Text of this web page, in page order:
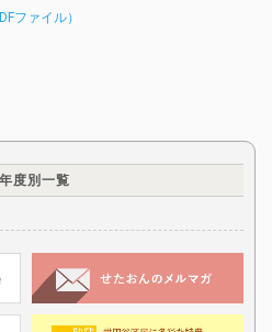
ファイル）
年度別一覧